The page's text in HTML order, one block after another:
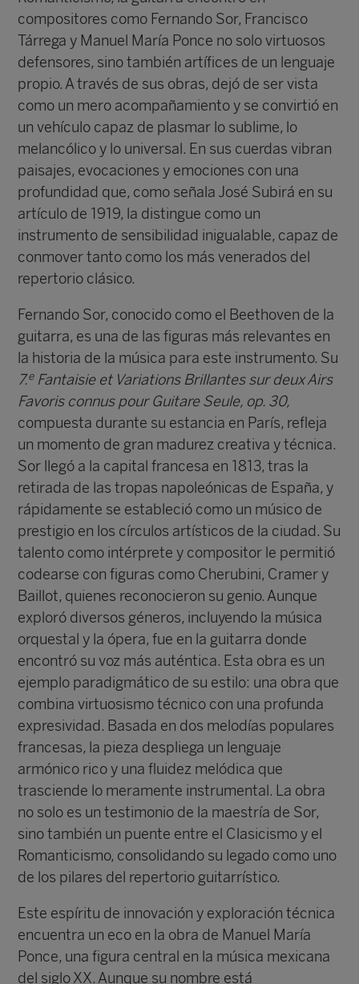
compositores como Fernando Sor, Francisco
Tárrega y Manuel María Ponce no solo virtuosos
defensores, sino también artífices de un lenguaje
propio. A través de sus obras, dejó de ser vista
como un mero acompañamiento y se convirtió en
un vehículo capaz de plasmar lo sublime, lo
melancólico y lo universal. En sus cuerdas vibran
paisajes, evocaciones y emociones con una
profundidad que, como señala José Subirá en su
artículo de 1919, la distingue como un
instrumento de sensibilidad inigualable, capaz de
conmover tanto como los más venerados del
repertorio clásico.
Fernando Sor, conocido como el Beethoven de la
guitarra, es una de las figuras más relevantes en
la historia de la música para este instrumento. Su
7.eFantaisie et Variations Brillantes sur deux Airs
Favoris connus pour Guitare Seule, op. 30,
compuesta durante su estancia en París, refleja
un momento de gran madurez creativa y técnica.
Sor llegó a la capital francesa en 1813, tras la
retirada de las tropas napoleónicas de España, y
rápidamente se estableció como un músico de
prestigio en los círculos artísticos de la ciudad. Su
talento como intérprete y compositor le permitió
codearse con figuras como Cherubini, Cramer y
Baillot, quienes reconocieron su genio. Aunque
exploró diversos géneros, incluyendo la música
orquestal y la ópera, fue en la guitarra donde
encontró su voz más auténtica. Esta obra es un
ejemplo paradigmático de su estilo: una obra que
combina virtuosismo técnico con una profunda
expresividad. Basada en dos melodías populares
francesas, la pieza despliega un lenguaje
armónico rico y una fluidez melódica que
trasciende lo meramente instrumental. La obra
no solo es un testimonio de la maestría de Sor,
sino también un puente entre el Clasicismo y el
Romanticismo, consolidando su legado como uno
de los pilares del repertorio guitarrístico.
Este espíritu de innovación y exploración técnica
encuentra un eco en la obra de Manuel María
Ponce, una figura central en la música mexicana
del siglo XX. Aunque su nombre está